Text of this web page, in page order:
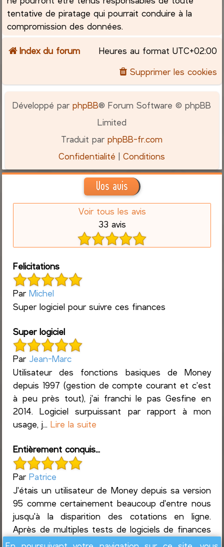
tentative de piratage qui pourrait conduire à la
compromission des données.
Index du forum Heures au format UTC+02:00
Supprimer les cookies
Développé parphpBB® Forum Software © phpBB
Limited
Traduit parphpBB-fr.com
Confidentialité |Conditions
Vos avis
Voir tous les avis
33 avis
Felicitations
ParMichel
Super logiciel pour suivre ces finances
Super logiciel
Par Jean-Marc
Utilisateur des fonctions basiques de Money
depuis 1997 (gestion de compte courant et c'est
à peu près tout), j'ai franchi le pas Gesfine en
2014. Logiciel surpuissant par rapport à mon
usage, j...Lire la suite
Entièrement conquis...
ParPatrice
J'étais un utilisateur de Money depuis sa version
95 comme certainement beaucoup d'entre nous
jusqu'à la disparition des cotations en ligne.
Après de multiples tests de logiciels de finances
... Lire la suite